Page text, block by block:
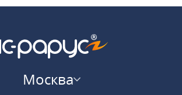
Москва